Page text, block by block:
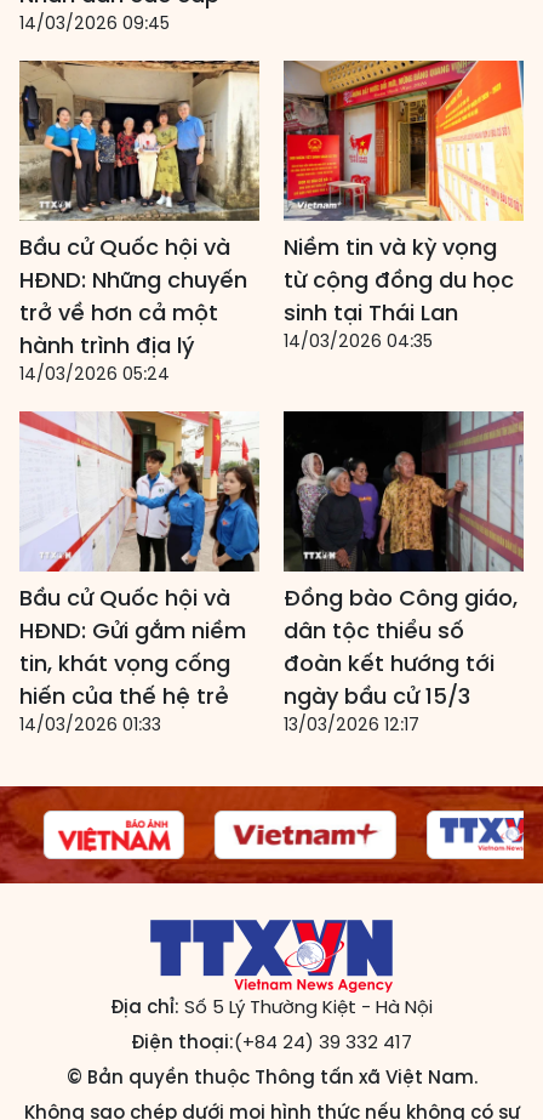
14/03/2026 09:45
Bầu cử Quốc hội và
HĐND: Những chuyến
trở về hơn cả một
hành trình địa lý
14/03/2026 05:24
Niềm tin và kỳ vọng
từ cộng đồng du học
sinh tại Thái Lan
14/03/2026 04:35
Bầu cử Quốc hội và
HĐND: Gửi gắm niềm
tin, khát vọng cống
hiến của thế hệ trẻ
14/03/2026 01:33
Đồng bào Công giáo,
dân tộc thiểu số
đoàn kết hướng tới
ngày bầu cử 15/3
13/03/2026 12:17
Địa chỉ: Số 5 Lý Thường Kiệt - Hà Nội
Điện thoại:(+84 24) 39 332 417
© Bản quyền thuộc Thông tấn xã Việt Nam.
Không sao chép dưới mọi hình thức nếu không có sự